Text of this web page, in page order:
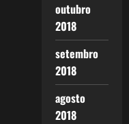
outubro
2018
setembro
2018
agosto
2018